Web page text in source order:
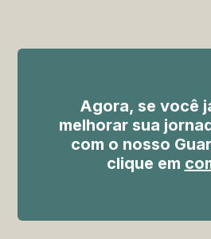
Agora, se você
melhorar sua
com o nosso
clique em